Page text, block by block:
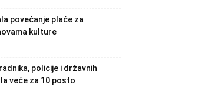
povećanje plaće za
kulture
policije i državnih
veće za 10 posto